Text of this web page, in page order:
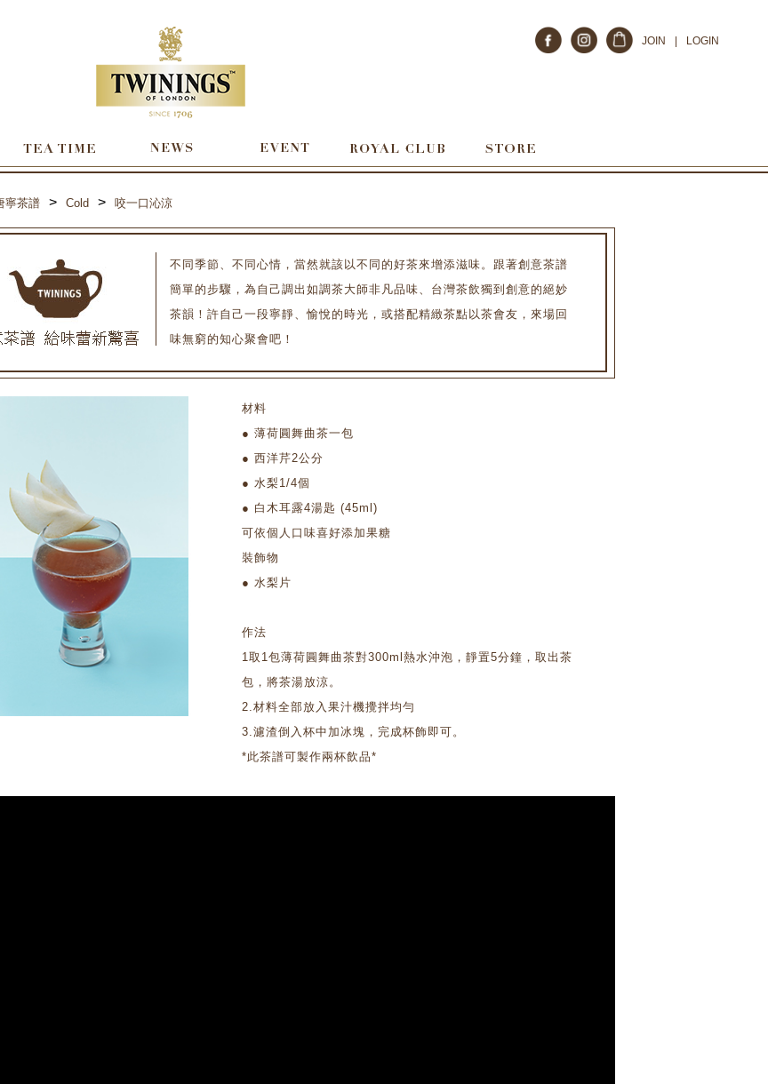
LOGIN
JOIN
寧茶譜 > Cold > 咬一口沁涼
不同季節、不同心情，當然就該以不同的好茶來增添滋味。跟著創意茶譜
簡單的步驟，為自己調出如調茶大師非凡品味、台灣茶飲獨到創意的絕妙
茶韻！許自己一段寧靜、愉悅的時光，或搭配精緻茶點以茶會友，來場回
味無窮的知心聚會吧！
材料
● 薄荷圓舞曲茶一包
● 西洋芹2公分
● 水梨1/4個
● 白木耳露4湯匙 (45ml)
可依個人口味喜好添加果糖
裝飾物
● 水梨片
作法
1取1包薄荷圓舞曲茶對300ml熱水沖泡，靜置5分鐘，取出茶
包，將茶湯放涼。
2.材料全部放入果汁機攪拌均勻
3.濾渣倒入杯中加冰塊，完成杯飾即可。
*此茶譜可製作兩杯飲品*